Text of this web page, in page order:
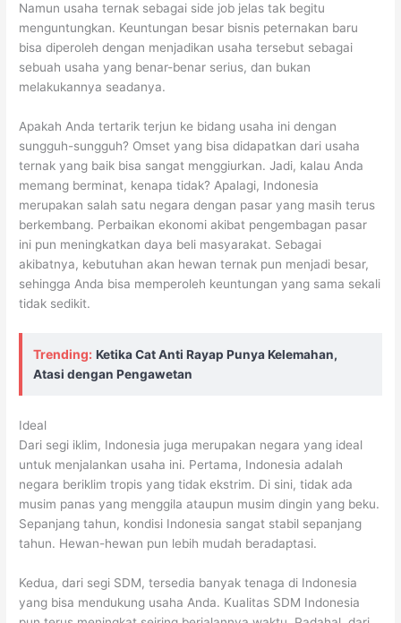
Namun usaha ternak sebagai side job jelas tak begitu
menguntungkan. Keuntungan besar bisnis peternakan baru
bisa diperoleh dengan menjadikan usaha tersebut sebagai
sebuah usaha yang benar-benar serius, dan bukan
melakukannya seadanya.
Apakah Anda tertarik terjun ke bidang usaha ini dengan
sungguh-sungguh? Omset yang bisa didapatkan dari usaha
ternak yang baik bisa sangat menggiurkan. Jadi, kalau Anda
memang berminat, kenapa tidak? Apalagi, Indonesia
merupakan salah satu negara dengan pasar yang masih terus
berkembang. Perbaikan ekonomi akibat pengembagan pasar
ini pun meningkatkan daya beli masyarakat. Sebagai
akibatnya, kebutuhan akan hewan ternak pun menjadi besar,
sehingga Anda bisa memperoleh keuntungan yang sama sekali
tidak sedikit.
Trending: Ketika Cat Anti Rayap Punya Kelemahan,
Atasi dengan Pengawetan
Ideal
Dari segi iklim, Indonesia juga merupakan negara yang ideal
untuk menjalankan usaha ini. Pertama, Indonesia adalah
negara beriklim tropis yang tidak ekstrim. Di sini, tidak ada
musim panas yang menggila ataupun musim dingin yang beku.
Sepanjang tahun, kondisi Indonesia sangat stabil sepanjang
tahun. Hewan-hewan pun lebih mudah beradaptasi.
Kedua, dari segi SDM, tersedia banyak tenaga di Indonesia
yang bisa mendukung usaha Anda. Kualitas SDM Indonesia